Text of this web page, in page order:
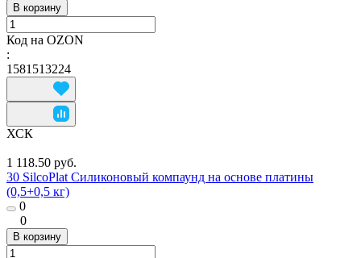
В корзину
Код на OZON
:
1581513224
ХСК
1 118.50 руб.
30 SilcoPlat Силиконовый компаунд на основе платины
(0,5+0,5 кг)
0
0
В корзину